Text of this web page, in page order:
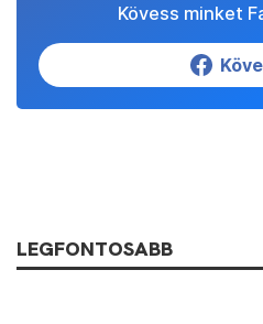
Kövess minket
LEGFONTOSABB